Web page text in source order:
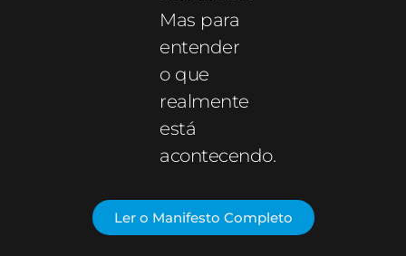
Mas para
entender
o que
realmente
está
acontecendo.
Ler o Manifesto Completo